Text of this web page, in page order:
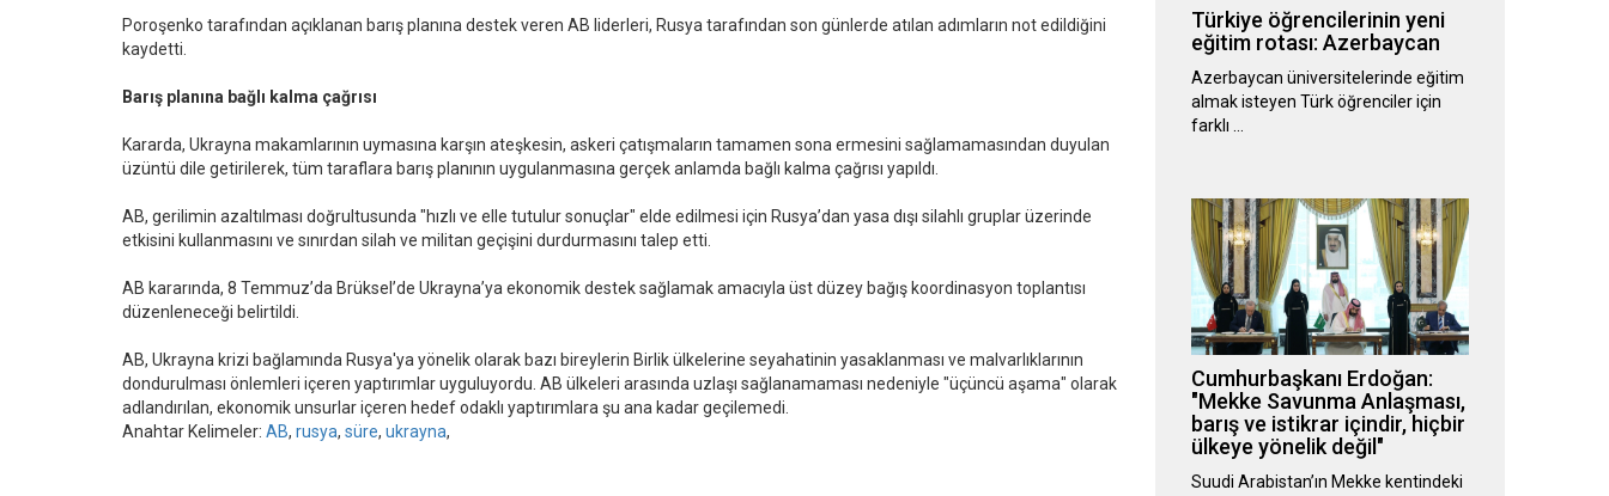
Poroşenko tarafından açıklanan barış planına destek veren AB liderleri, Rusya tarafından son günlerde atılan adımların not edildiğini
kaydetti.
Barış planına bağlı kalma çağrısı
Kararda, Ukrayna makamlarının uymasına karşın ateşkesin, askeri çatışmaların tamamen sona ermesini sağlamamasından duyulan
üzüntü dile getirilerek, tüm taraflara barış planının uygulanmasına gerçek anlamda bağlı kalma çağrısı yapıldı.
AB, gerilimin azaltılması doğrultusunda "hızlı ve elle tutulur sonuçlar" elde edilmesi için Rusya’dan yasa dışı silahlı gruplar üzerinde
etkisini kullanmasını ve sınırdan silah ve militan geçişini durdurmasını talep etti.
AB kararında, 8 Temmuz’da Brüksel’de Ukrayna’ya ekonomik destek sağlamak amacıyla üst düzey bağış koordinasyon toplantısı
düzenleneceği belirtildi.
AB, Ukrayna krizi bağlamında Rusya'ya yönelik olarak bazı bireylerin Birlik ülkelerine seyahatinin yasaklanması ve malvarlıklarının
dondurulması önlemleri içeren yaptırımlar uyguluyordu. AB ülkeleri arasında uzlaşı sağlanamaması nedeniyle "üçüncü aşama" olarak
adlandırılan, ekonomik unsurlar içeren hedef odaklı yaptırımlara şu ana kadar geçilemedi.
Anahtar Kelimeler: AB, rusya, süre, ukrayna,
Türkiye öğrencilerinin yeni
eğitim rotası: Azerbaycan
Azerbaycan üniversitelerinde eğitim
almak isteyen Türk öğrenciler için
farklı …
Cumhurbaşkanı Erdoğan:
"Mekke Savunma Anlaşması,
barış ve istikrar içindir, hiçbir
ülkeye yönelik değil"
Suudi Arabistan’ın Mekke kentindeki